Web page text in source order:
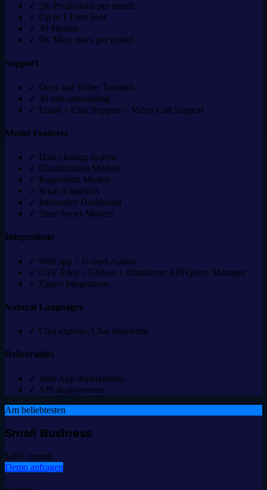
✓ 2K Predictions per month
✓ Up to 1 User Seat
✓ 30 Models
✓ 5K Max. rows per model
Support
✓ Docs and Video Tutorials
✓ 30 min onboarding
✓ Email + Chat Support + Video Call Support
Model Features
✓ Data cleanup system
✓ Classification Models
✓ Regression Models
✓ What if analysis
✓ Interactive Dashboard
✓ Time Series Models
Integrations
✓ Web app + Gsheet Addon
✓ CSV Files + GSheet + Dataslayer API Query Manager
✓ Zapier Integrations
Natural Languages
✓ Chat explore, Chat transform
Deliverables
✓ Web App deployments
✓ API deployments
Am beliebtesten
Small Business
$490 /month
Demo anfragen